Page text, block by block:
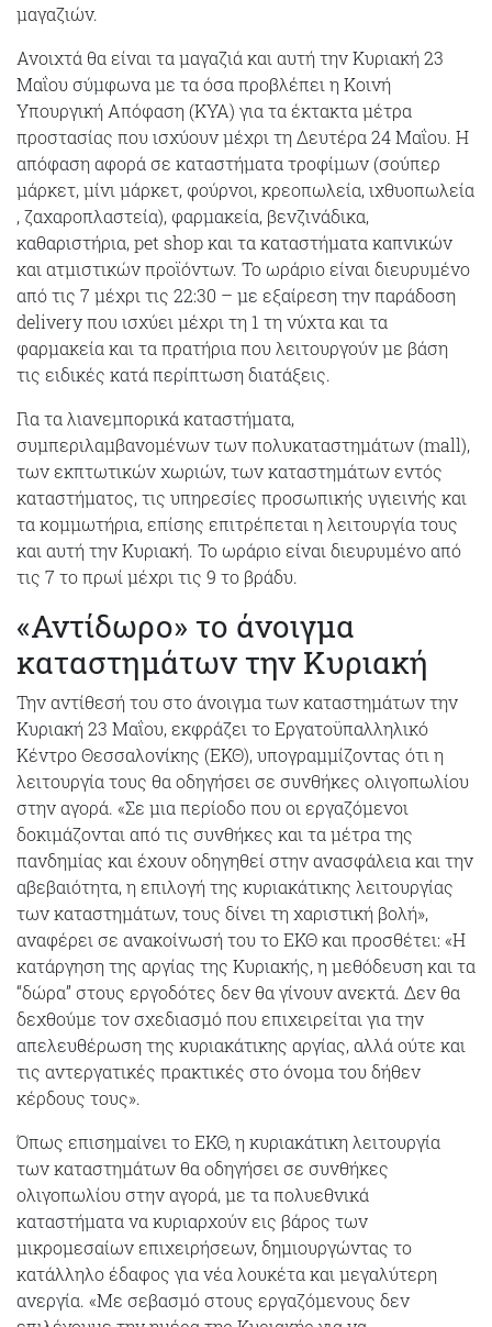
μαγαζιών.
Ανοιχτά θα είναι τα μαγαζιά και αυτή την Κυριακή 23
Μαΐου σύμφωνα με τα όσα προβλέπει η Κοινή
Υπουργική Απόφαση (ΚΥΑ) για τα έκτακτα μέτρα
προστασίας που ισχύουν μέχρι τη Δευτέρα 24 Μαΐου. Η
απόφαση αφορά σε καταστήματα τροφίμων (σούπερ
μάρκετ, μίνι μάρκετ, φούρνοι, κρεοπωλεία, ιχθυοπωλεία
, ζαχαροπλαστεία), φαρμακεία, βενζινάδικα,
καθαριστήρια, pet shop και τα καταστήματα καπνικών
και ατμιστικών προϊόντων. Το ωράριο είναι διευρυμένο
από τις 7 μέχρι τις 22:30 – με εξαίρεση την παράδοση
delivery που ισχύει μέχρι τη 1 τη νύχτα και τα
φαρμακεία και τα πρατήρια που λειτουργούν με βάση
τις ειδικές κατά περίπτωση διατάξεις.
Για τα λιανεμπορικά καταστήματα,
συμπεριλαμβανομένων των πολυκαταστημάτων (mall),
των εκπτωτικών χωριών, των καταστημάτων εντός
καταστήματος, τις υπηρεσίες προσωπικής υγιεινής και
τα κομμωτήρια, επίσης επιτρέπεται η λειτουργία τους
και αυτή την Κυριακή. Το ωράριο είναι διευρυμένο από
τις 7 το πρωί μέχρι τις 9 το βράδυ.
«Αντίδωρο» το άνοιγμα
καταστημάτων την Κυριακή
Την αντίθεσή του στο άνοιγμα των καταστημάτων την
Κυριακή 23 Μαΐου, εκφράζει το Εργατοϋπαλληλικό
Κέντρο Θεσσαλονίκης (ΕΚΘ), υπογραμμίζοντας ότι η
λειτουργία τους θα οδηγήσει σε συνθήκες ολιγοπωλίου
στην αγορά. «Σε μια περίοδο που οι εργαζόμενοι
δοκιμάζονται από τις συνθήκες και τα μέτρα της
πανδημίας και έχουν οδηγηθεί στην ανασφάλεια και την
αβεβαιότητα, η επιλογή της κυριακάτικης λειτουργίας
των καταστημάτων, τους δίνει τη χαριστική βολή»,
αναφέρει σε ανακοίνωσή του το ΕΚΘ και προσθέτει: «Η
κατάργηση της αργίας της Κυριακής, η μεθόδευση και τα
“δώρα” στους εργοδότες δεν θα γίνουν ανεκτά. Δεν θα
δεχθούμε τον σχεδιασμό που επιχειρείται για την
απελευθέρωση της κυριακάτικης αργίας, αλλά ούτε και
τις αντεργατικές πρακτικές στο όνομα του δήθεν
κέρδους τους».
Όπως επισημαίνει το ΕΚΘ, η κυριακάτικη λειτουργία
των καταστημάτων θα οδηγήσει σε συνθήκες
ολιγοπωλίου στην αγορά, με τα πολυεθνικά
καταστήματα να κυριαρχούν εις βάρος των
μικρομεσαίων επιχειρήσεων, δημιουργώντας το
κατάλληλο έδαφος για νέα λουκέτα και μεγαλύτερη
ανεργία. «Με σεβασμό στους εργαζόμενους δεν